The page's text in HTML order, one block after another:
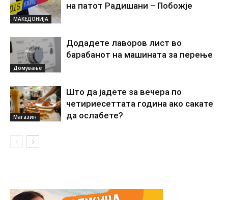
МАКЕДОНИЈА
на патот Радишани – Побожје
Домување
Додадете лаворов лист во
барабанот на машината за перење
Магазин
Што да јадете за вечера по
четириесеттата година ако сакате
да ослабете?